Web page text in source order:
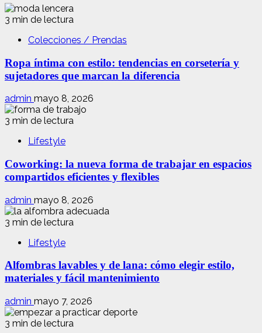
3 min de lectura
Colecciones / Prendas
Ropa íntima con estilo: tendencias en corsetería y
sujetadores que marcan la diferencia
admin mayo 8, 2026
3 min de lectura
Lifestyle
Coworking: la nueva forma de trabajar en espacios
compartidos eficientes y flexibles
admin mayo 8, 2026
3 min de lectura
Lifestyle
Alfombras lavables y de lana: cómo elegir estilo,
materiales y fácil mantenimiento
admin mayo 7, 2026
3 min de lectura